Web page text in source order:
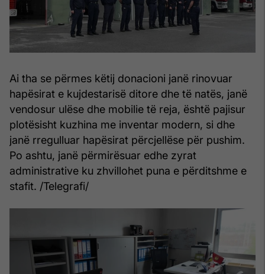
Ai tha se përmes këtij donacioni janë rinovuar
hapësirat e kujdestarisë ditore dhe të natës, janë
vendosur ulëse dhe mobilie të reja, është pajisur
plotësisht kuzhina me inventar modern, si dhe
janë rregulluar hapësirat përcjellëse për pushim.
Po ashtu, janë përmirësuar edhe zyrat
administrative ku zhvillohet puna e përditshme e
stafit. /Telegrafi/